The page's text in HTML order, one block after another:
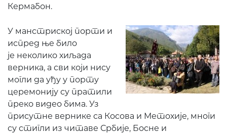
Кермабон.
У манстриској порти и
испред ње било
је неколико хиљада
верника, а сви који нису
могли да уђу у порту
церемонију су пратили
преко видео бима. Уз
присутне вернике са Косова и Метохије, многи
су стигли из читаве Србије, Босне и